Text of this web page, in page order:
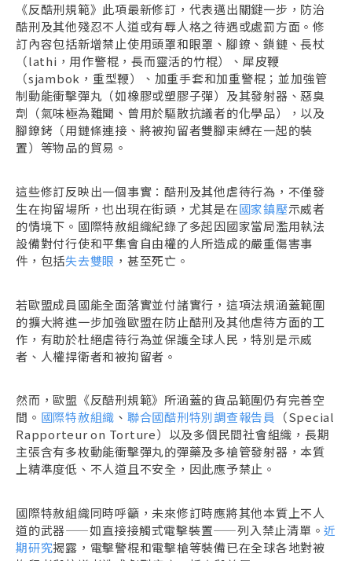
《反酷刑規範》此項最新修訂，代表邁出關鍵一步，防治
酷刑及其他殘忍不人道或有辱人格之待遇或處罰方面。修
訂內容包括新增禁止使用頭罩和眼罩、腳鐐、鎖鏈、長杖
（lathi，用作警棍，長而靈活的竹棍）、犀皮鞭
（sjambok，重型鞭）、加重手套和加重警棍；並加強管
制動能衝擊彈丸（如橡膠或塑膠子彈）及其發射器、惡臭
劑（氣味極為難聞、曾用於驅散抗議者的化學品），以及
腳鐐銬（用鏈條連接、將被拘留者雙腳束縛在一起的裝
置）等物品的貿易。
這些修訂反映出一個事實：酷刑及其他虐待行為，不僅發
生在拘留場所，也出現在街頭，尤其是在國家鎮壓示威者
的情境下。國際特赦組織紀錄了多起因國家當局濫用執法
設備對付行使和平集會自由權的人所造成的嚴重傷害事
件，包括失去雙眼 ，甚至死亡。
若歐盟成員國能全面落實並付諸實行，這項法規涵蓋範圍
的擴大將進一步加強歐盟在防止酷刑及其他虐待方面的工
作，有助於杜絕虐待行為並保護全球人民，特別是示威
者、人權捍衛者和被拘留者。
然而，歐盟《反酷刑規範》所涵蓋的貨品範圍仍有完善空
間。 國際特赦組織 、 聯合國酷刑特別調查報告員
（Special
Rapporteur on Torture）以及多個民間社會組織，長期
主張含有多枚動能衝擊彈丸的彈藥及多槍管發射器，本質
上精準度低、不人道且不安全，因此應予禁止。
國際特赦組織同時呼籲，未來修訂時應將其他本質上不人
道的武器——如直接接觸式電擊裝置——列入禁止清單。近
期研究揭露，電擊警棍和電擊槍等裝備已在全球各地對被